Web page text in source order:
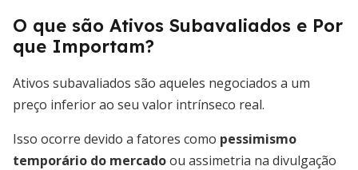
O que são Ativos Subavaliados e Por
que Importam?
Ativos subavaliados são aqueles negociados a um
preço inferior ao seu valor intrínseco real.
Isso ocorre devido a fatores como pessimismo
temporário do mercadoou assimetria na divulgação